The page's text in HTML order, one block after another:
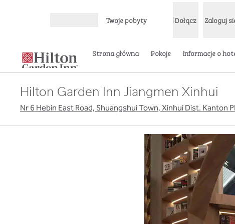
Twoje pobyty Dołącz Zaloguj
Strona główna Pokoje Informacje o
Hilton Garden Inn Jiangmen Xinhui
Nr 6 Hebin East Road, Shuangshui Town, Xinhui Dist. Kanton